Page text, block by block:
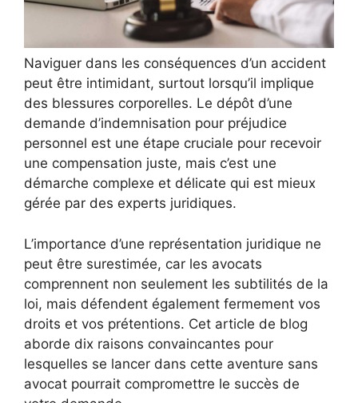
Naviguer dans les conséquences d’un accident
peut être intimidant, surtout lorsqu’il implique
des blessures corporelles. Le dépôt d’une
demande d’indemnisation pour préjudice
personnel est une étape cruciale pour recevoir
une compensation juste, mais c’est une
démarche complexe et délicate qui est mieux
gérée par des experts juridiques.
L’importance d’une représentation juridique ne
peut être surestimée, car les avocats
comprennent non seulement les subtilités de la
loi, mais défendent également fermement vos
droits et vos prétentions. Cet article de blog
aborde dix raisons convaincantes pour
lesquelles se lancer dans cette aventure sans
avocat pourrait compromettre le succès de